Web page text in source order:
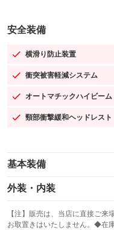
安全装備
横滑り防止装置
：装備あり
衝突被害軽減システム
：装備あり
オートマチックハイビーム
：装備あり
頸部衝撃緩和ヘッドレスト
：装備あり
基本装備
エアバッグ：運転席/助手席
：装備あり
：装備あり
サンルーフ
外装・内装
カーナビ：メモリーナビ他
：装備あり
【注】販売は、当店に直接ご
お取置きはいたしません。◆在